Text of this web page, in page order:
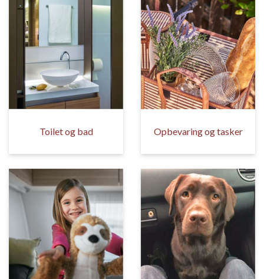
Toilet og bad Opbevaring og tasker